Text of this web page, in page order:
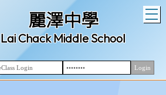
麗澤中學
Lai Chack Middle School